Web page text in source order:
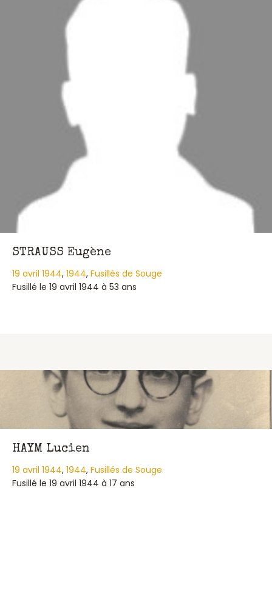
STRAUSS Eugène
19 avril 1944, 1944, Fusillés de Souge
Fusillé le 19 avril 1944 à 53 ans
HAYM Lucien
19 avril 1944, 1944, Fusillés de Souge
Fusillé le 19 avril 1944 à 17 ans